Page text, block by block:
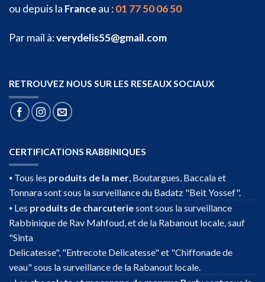
ou depuis la Franceau :01 77 50 06 50
Par mail à:verydelis55@gmail.com
RETROUVEZ NOUS SUR LES RESEAUX SOCIAUX
CERTIFICATIONS RABBINIQUES
⦁ Tous les produits de la mer , Boutargues, Baccala et
Tonnara sont sous la surveillance du Badatz "Beit Yossef".
⦁ Les produits de charcuteriesont sous la surveillance
Rabbinique de Rav Mahfoud, et de la Rabanout locale, sauf
"Sinta
Delicatesse", "Entrecote Delicatesse" et "Chiffonade de
veau" sous la surveillance de la Rabanout locale.